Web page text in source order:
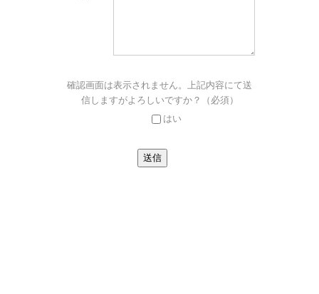
確認画面は表示されません。上記内容にて送
信しますがよろしいですか？（必須）
はい